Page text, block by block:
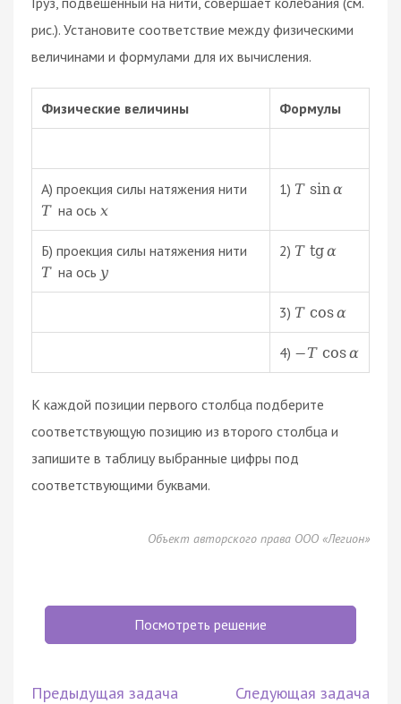
рис.). Установите соответствие между физическими
величинами и формулами для их вычисления.
Физические величины Формулы
А) проекция силы натяжения нити
T на ось x
1) T sinα
Б) проекция силы натяжения нити
T на ось y
2) T tgα
3) T cosα
4) −T cosα
К каждой позиции первого столбца подберите
соответствующую позицию из второго столбца и
запишите в таблицу выбранные цифры под
соответствующими буквами.
Объект авторского права ООО «Легион»
Посмотреть решение
Предыдущая задача Следующая задача